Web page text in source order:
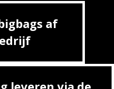
af